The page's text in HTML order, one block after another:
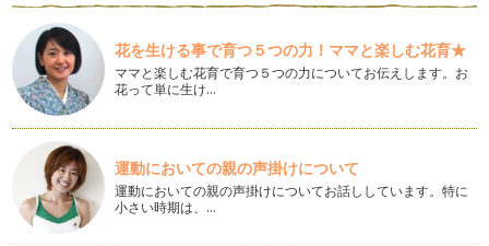
美ママを作る★時短ながらエクササイズ②！
紫外線の強い季節になりました。 こちらの記事を読ま…
美ママを作る★時短ながらエクササイズをやってみよう！
太もものサイズが寿命に関係するかもしれない。細ければ短命
に。との研究のお話を聴いたことはあ…
美ママ親子でお気軽タッチケアを楽しもう！(背中・脚編)
美ママ親子のみなさま、こんにちは♪ボディバランススタイリ
ストHiROEです。 さて…
花を生ける事で育つ５つの力！ママと楽しむ花育★
ママと楽しむ花育で育つ５つの力についてお伝えします。お
花って単に生け…
運動においての親の声掛けについて
運動においての親の声掛けについてお話ししています。特に
小さい時期は、…